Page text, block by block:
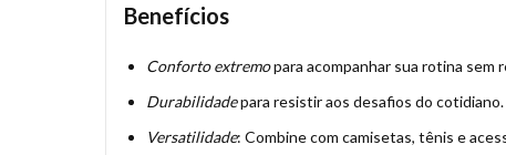
Benefícios
Conforto extremopara acompanhar sua rotina sem
Durabilidadepara resistir aos desafios do cotidiano.
Versatilidade: Combine com camisetas, tênis e